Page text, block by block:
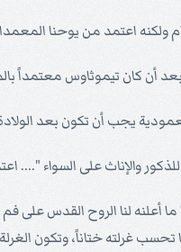
ولكنه اعتمد من يوحنا
والإناث على السواء "....
أعلنه لنا الروح القدس
غرلته ختاناً، وتكون